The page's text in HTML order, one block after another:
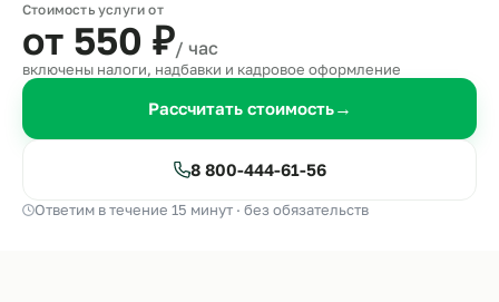
Стоимость услуги от
от 550 ₽/ час
включены налоги, надбавки и кадровое оформление
Рассчитать стоимость→
8 800-444-61-56
Ответим в течение 15 минут · без обязательств